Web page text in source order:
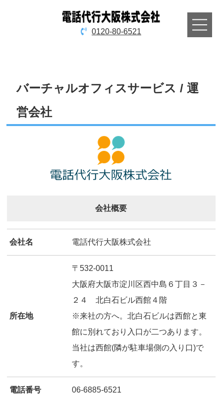
0120-80-6521
申込・料金
本人確認
バーチャルオフィスサービス / 運
営会社
会社概要
会社名 電話代行大阪株式会社
所在地
〒532-0011
大阪府大阪市淀川区西中島６丁目３－
２４ 北白石ビル西館４階
※来社の方へ。北白石ビルは西館と東
館に別れており入口が二つあります。
当社は西館(隣が駐車場側の入り口)で
す。
電話番号 06-6885-6521